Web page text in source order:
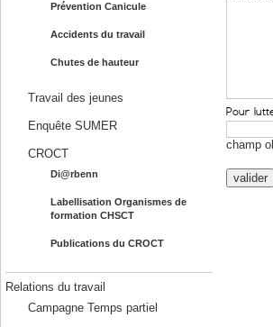
Prévention Canicule
Accidents du travail
Chutes de hauteur
Travail des jeunes
Enquête SUMER
CROCT
Di@rbenn
Labellisation Organismes de
formation CHSCT
Publications du CROCT
Relations du travail
Campagne Temps partiel
champ